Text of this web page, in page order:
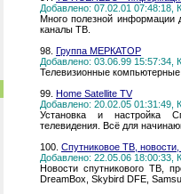
Добавлено: 07.02.01 07:48:18,
Много полезной информации
каналы ТВ.
98. Группа МЕРКАТОР
Добавлено: 03.06.99 15:57:34,
Телевизионные
99. Home Satellite TV
Добавлено: 20.02.05 01:31:49,
Установка и настройка
телевидения. Всё для
100. Спутниковое ТВ,
Добавлено: 22.05.06 18:00:33,
Новости спутникового ТВ,
DreamBox, Skybird DFE,